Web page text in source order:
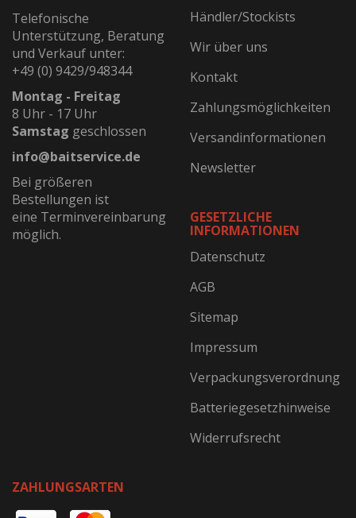
Telefonische
Unterstützung, Beratung
und Verkauf unter:
+49 (0) 9429/948344
Montag - Freitag
8 Uhr - 17 Uhr
Samstag geschlossen
info@baitservice.de
Bei größeren
Bestellungen ist
eine Terminvereinbarung
möglich.
Händler/Stockists
Wir über uns
Kontakt
Zahlungsmöglichkeiten
Versandinformationen
Newsletter
GESETZLICHE
INFORMATIONEN
Datenschutz
AGB
Sitemap
Impressum
Verpackungsverordnung
Batteriegesetzhinweise
Widerrufsrecht
ZAHLUNGSARTEN